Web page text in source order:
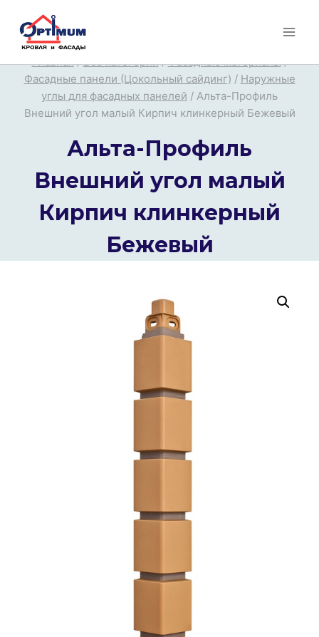
Перейти
Главная / Все категории / Фасадные материалы /
Фасадные панели (Цокольный сайдинг) / Наружные
углы для фасадных панелей / Альта-Профиль
Внешний угол малый Кирпич клинкерный Бежевый
Альта-Профиль
Внешний угол малый
Кирпич клинкерный
Бежевый